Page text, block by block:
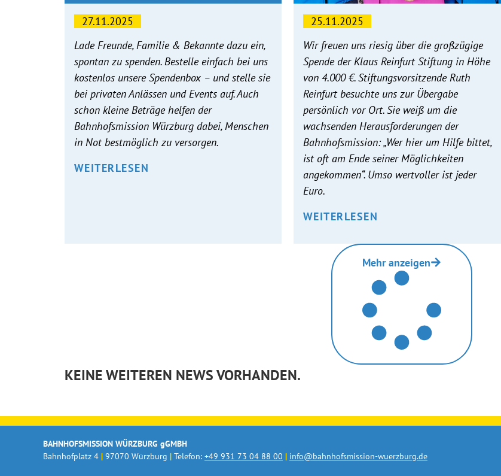
27.11.2025
Lade Freunde, Familie & Bekannte dazu ein,
spontan zu spenden. Bestelle einfach bei uns
kostenlos unsere Spendenbox – und stelle sie
bei privaten Anlässen und Events auf. Auch
schon kleine Beträge helfen der
Bahnhofsmission Würzburg dabei, Menschen
in Not bestmöglich zu versorgen.
WEITERLESEN
25.11.2025
Wir freuen uns riesig über die großzügige
Spende der Klaus Reinfurt Stiftung in Höhe
von 4.000 €. Stiftungsvorsitzende Ruth
Reinfurt besuchte uns zur Übergabe
persönlich vor Ort. Sie weiß um die
wachsenden Herausforderungen der
Bahnhofsmission: „Wer hier um Hilfe bittet,
ist oft am Ende seiner Möglichkeiten
angekommen“. Umso wertvoller ist jeder
Euro.
WEITERLESEN
Mehr anzeigen
KEINE WEITEREN NEWS VORHANDEN.
BAHNHOFSMISSION WÜRZBURG gGMBH
Bahnhofplatz 4 | 97070 Würzburg | Telefon: +49 931 73 04 88 00 | info@bahnhofsmission-wuerzburg.de